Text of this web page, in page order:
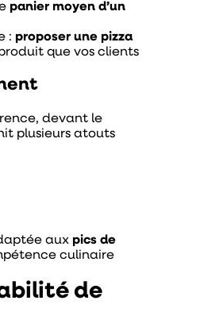
panier moyen d’un
: proposer une pizza
que vos clients
devant le
plusieurs atouts
aux pics de
culinaire
de